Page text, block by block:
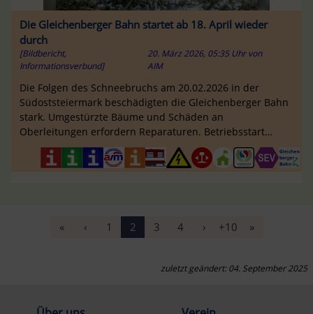
Die Gleichenberger Bahn startet ab 18. April wieder
durch
[Bildbericht,
Informationsverbund]
20. März 2026, 05:35 Uhr von
AIM
Die Folgen des Schneebruchs am 20.02.2026 in der
Südoststeiermark beschädigten die Gleichenberger Bahn
stark. Umgestürzte Bäume und Schäden an
Oberleitungen erfordern Reparaturen. Betriebsstart
verschoben, Wiederaufnahme am 18.04. geplant.
« ‹ 1 2 3 4 › +10 »
zuletzt geändert: 04. September 2025